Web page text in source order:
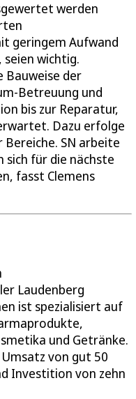
werden
geringem Aufwand
wichtig.
Bauweise der
Betreuung und
bis zur Reparatur,
Dazu erfolge
SN arbeite
für die nächste
fasst Clemens
Laudenberg
ist spezialisiert auf
und Getränke.
von gut 50
Investition von zehn